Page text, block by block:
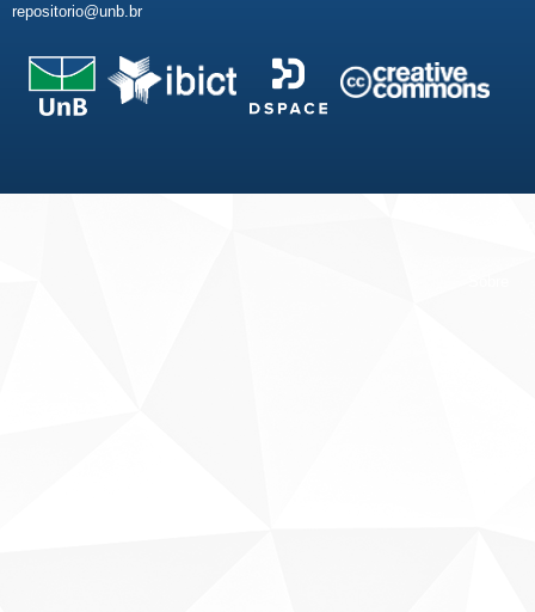
repositorio@unb.br